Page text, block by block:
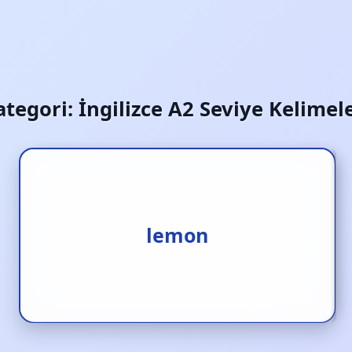
İngilizce A2 Seviye
lemon
3.moloz [i.]